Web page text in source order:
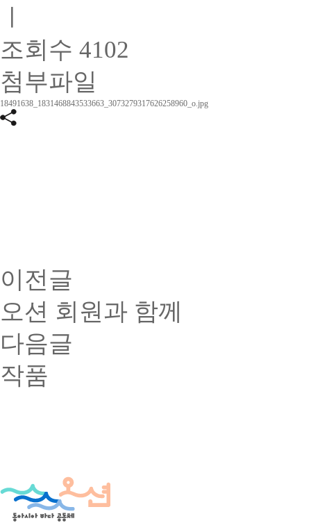
조회수 4102
첨부파일
18491638_1831468843533663_3073279317626258960_o.jpg
이전글
오션 회원과 함께
다음글
작품